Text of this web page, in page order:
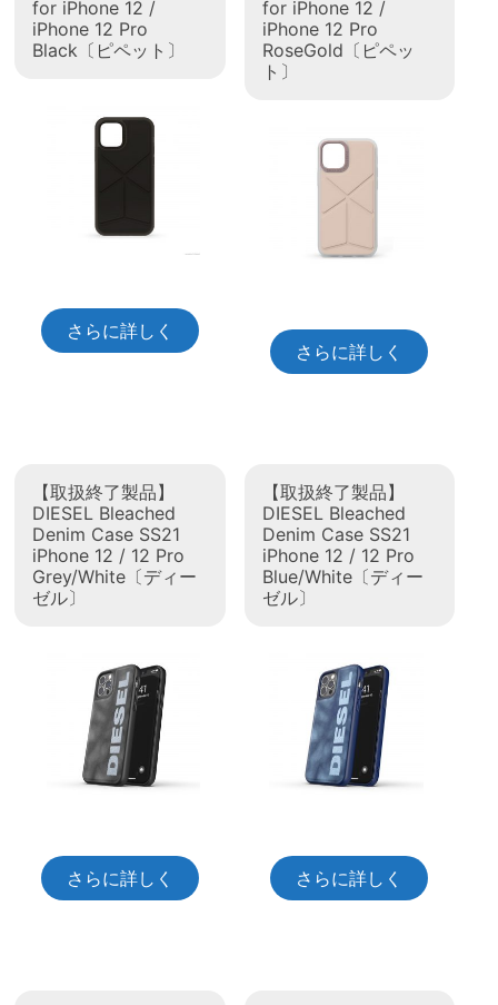
for iPhone 12 /
iPhone 12 Pro
Black〔ピペット〕
さらに詳しく
for iPhone 12 /
iPhone 12 Pro
RoseGold〔ピペッ
ト〕
さらに詳しく
【取扱終了製品】
DIESEL Bleached
Denim Case SS21
iPhone 12 / 12 Pro
Grey/White〔ディー
ゼル〕
さらに詳しく
【取扱終了製品】
DIESEL Bleached
Denim Case SS21
iPhone 12 / 12 Pro
Blue/White〔ディー
ゼル〕
さらに詳しく